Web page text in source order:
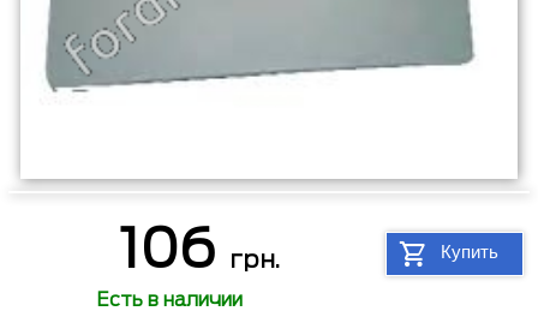
106 грн. Купить
Есть в наличии